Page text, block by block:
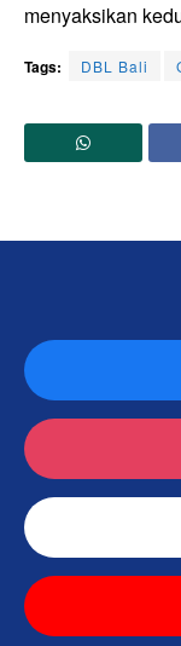
menyaksikan
Tags: DBL Bali